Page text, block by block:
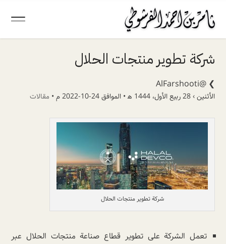
شركة تطوير منتجات الحلال
❯
@AlFarshooti
الأثنين › 28 ربيع الأول، 1444 ھ • الموافق 24-10-2022 م • مقالات
شركة تطوير منتجات الحلال
​​​تعمل الشركة على تطوير قطاع صناعة منتجات الحلال عبر